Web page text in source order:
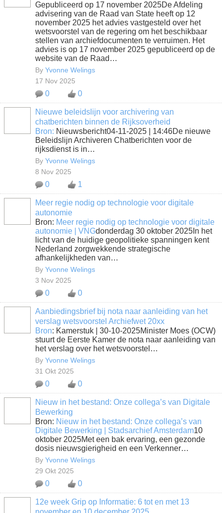
Gepubliceerd op 17 november 2025De Afdeling
advisering van de Raad van State heeft op 12
november 2025 het advies vastgesteld over het
wetsvoorstel van de regering om het beschikbaar
stellen van archiefdocumenten te verruimen. Het
advies is op 17 november 2025 gepubliceerd op de
website van de Raad…
By Yvonne Welings
17 Nov 2025
0 0
Nieuwe beleidslijn voor archivering van
chatberichten binnen de Rijksoverheid
Bron: Nieuwsbericht04-11-2025 | 14:46De nieuwe
Beleidslijn Archiveren Chatberichten voor de
rijksdienst is in…
By Yvonne Welings
8 Nov 2025
0 1
Meer regie nodig op technologie voor digitale
autonomie
Bron: Meer regie nodig op technologie voor digitale
autonomie | VNGdonderdag 30 oktober 2025In het
licht van de huidige geopolitieke spanningen kent
Nederland zorgwekkende strategische
afhankelijkheden van…
By Yvonne Welings
3 Nov 2025
0 0
Aanbiedingsbrief bij nota naar aanleiding van het
verslag wetsvoorstel Archiefwet 20xx
Bron: Kamerstuk | 30-10-2025Minister Moes (OCW)
stuurt de Eerste Kamer de nota naar aanleiding van
het verslag over het wetsvoorstel…
By Yvonne Welings
31 Okt 2025
0 0
Nieuw in het bestand: Onze collega’s van Digitale
Bewerking
Bron: Nieuw in het bestand: Onze collega’s van
Digitale Bewerking | Stadsarchief Amsterdam10
oktober 2025Met een bak ervaring, een gezonde
dosis nieuwsgierigheid en een Verkenner…
By Yvonne Welings
29 Okt 2025
0 0
12e week Grip op Informatie: 6 tot en met 13